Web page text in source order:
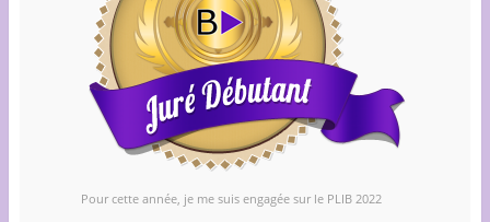
Pour cette année, je me suis engagée sur le PLIB 2022